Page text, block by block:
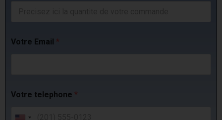
Votre Email *
Votre telephone *